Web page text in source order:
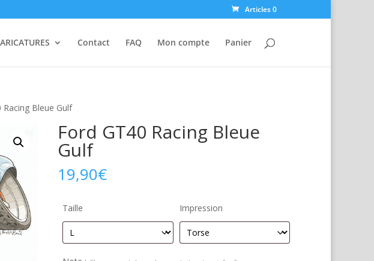
Articles 0
Contact FAQ Mon compte Panier
Racing Bleue Gulf
Ford GT40 Racing Bleue
Gulf
19,90€
Taille Impression